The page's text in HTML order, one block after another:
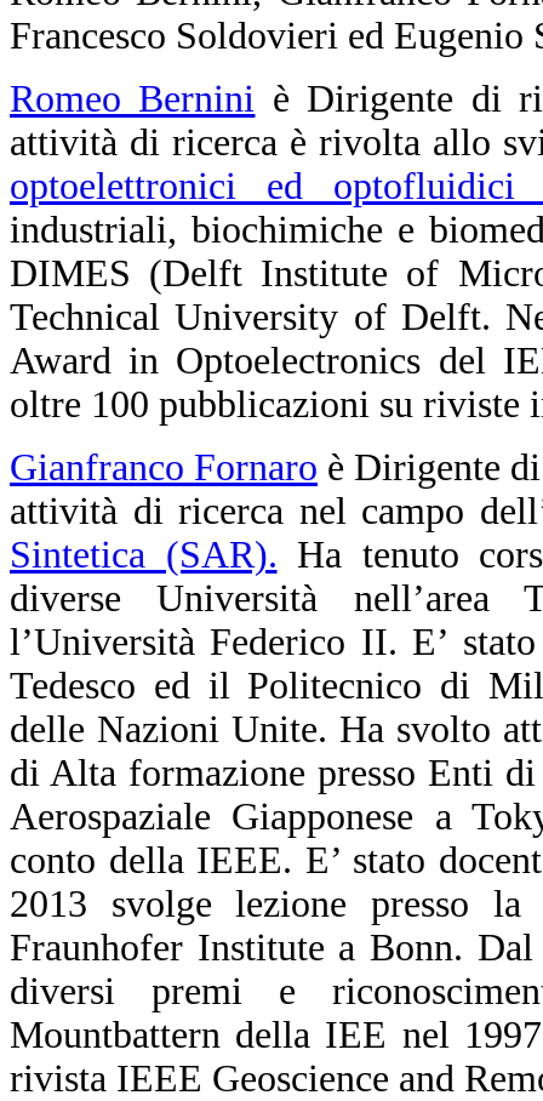
Francesco Soldovieri ed Eugenio
Romeo Bernini è Dirigente di
attività di ricerca è rivolta allo
optoelettronici ed optofluidici
industriali, biochimiche e
DIMES (Delft Institute of
Technical University of Delft.
Award in Optoelectronics del
oltre 100 pubblicazioni su riviste
Gianfranco Fornaro è Dirigente
attività di ricerca nel campo
Sintetica (SAR). Ha tenuto
diverse Università nell’area
l’Università Federico II. E’
Tedesco ed il Politecnico di
delle Nazioni Unite. Ha svolto
di Alta formazione presso Enti
Aerospaziale Giapponese a
conto della IEEE. E’ stato
2013 svolge lezione presso
Fraunhofer Institute a Bonn.
diversi premi e
Mountbattern della IEE nel
rivista IEEE Geoscience and